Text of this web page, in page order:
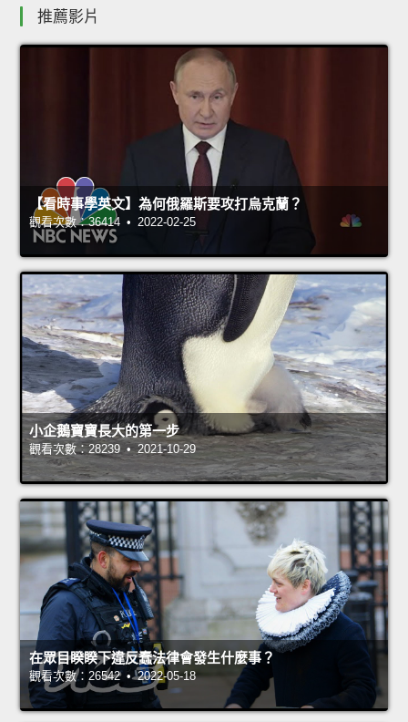
推薦影片
【看時事學英文】為何俄羅斯要攻打烏克蘭？
觀看次數：36414 • 2022-02-25
小企鵝寶寶長大的第一步
觀看次數：28239 • 2021-10-29
在眾目睽睽下違反蠢法律會發生什麼事？
觀看次數：26542 • 2022-05-18